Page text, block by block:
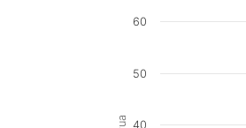
40
50
60